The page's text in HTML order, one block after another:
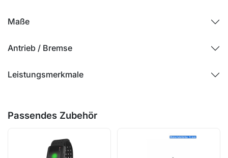
Maße
Antrieb / Bremse
Leistungsmerkmale
Passendes Zubehör